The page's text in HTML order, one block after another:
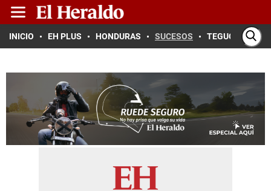
INICIO EH PLUS HONDURAS SUCESOS TEGUCIGALPA